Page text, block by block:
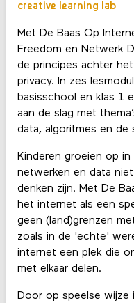
creative learning lab
Met De Baas Op
Freedom en Netwerk
de principes achter
privacy. In zes
basisschool en klas 1
aan de slag met
data, algoritmes en de
Kinderen groeien op
netwerken en data
denken zijn. Met De
het internet als een
geen (land)grenzen
zoals in de 'echte'
internet een plek die
met elkaar delen.
Door op speelse